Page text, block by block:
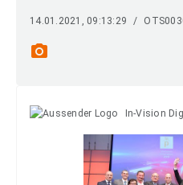
14.01.2021, 09:13:29 /
photo_camera
In-Vision